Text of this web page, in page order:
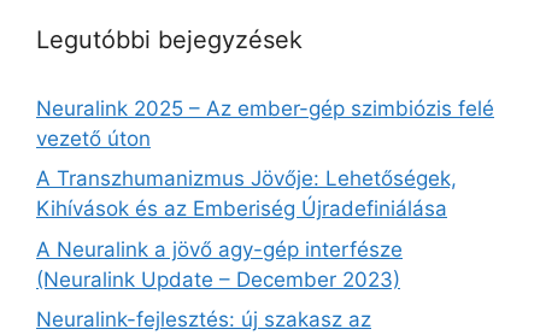
Legutóbbi bejegyzések
Neuralink 2025 – Az ember-gép szimbiózis felé
vezető úton
A Transzhumanizmus Jövője: Lehetőségek,
Kihívások és az Emberiség Újradefiniálása
A Neuralink a jövő agy-gép interfésze
(Neuralink Update – December 2023)
Neuralink-fejlesztés: új szakasz az